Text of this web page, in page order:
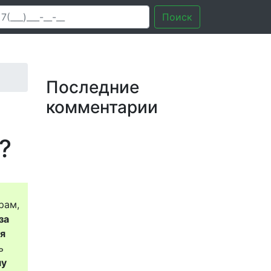
Поиск
Последние
комментарии